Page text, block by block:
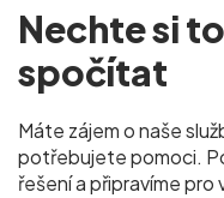
Nechte si to
spočítat
Máte zájem o naše
potřebujete pomoci.
řešení a připravíme pro